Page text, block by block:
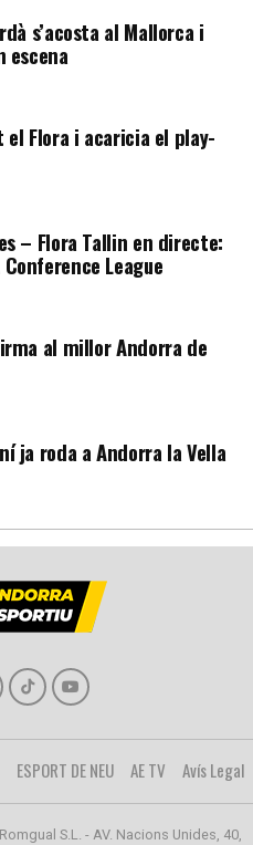
s’acosta al Mallorca i
escena
el Flora i acaricia el play-
– Flora Tallin en directe:
Conference League
al millor Andorra de
ja roda a Andorra la Vella
ESPORT DE NEU AE TV Avís Legal
S.L. - AV. Nacions Unides, 40,